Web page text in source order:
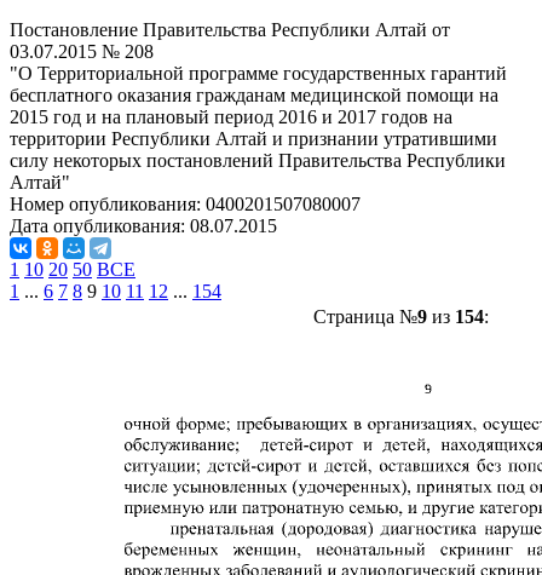
Постановление Правительства Республики Алтай от
03.07.2015 № 208
"О Территориальной программе государственных гарантий
бесплатного оказания гражданам медицинской помощи на
2015 год и на плановый период 2016 и 2017 годов на
территории Республики Алтай и признании утратившими
силу некоторых постановлений Правительства Республики
Алтай"
Номер опубликования: 0400201507080007
Дата опубликования: 08.07.2015
1 10 20 50 ВСЕ
1 ... 6 7 8 9 10 11 12 ... 154
Страница №9из 154: